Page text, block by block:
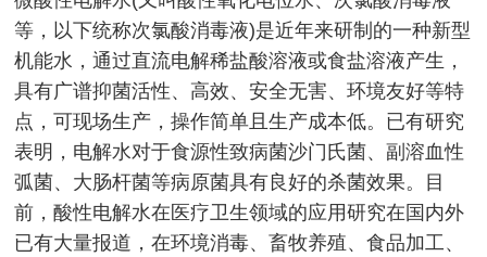
等，以下统称次氯酸消毒液)是近年来研制的一种新型
机能水，通过直流电解稀盐酸溶液或食盐溶液产生，
具有广谱抑菌活性、高效、安全无害、环境友好等特
点，可现场生产，操作简单且生产成本低。已有研究
表明，电解水对于食源性致病菌沙门氏菌、副溶血性
弧菌、大肠杆菌等病原菌具有良好的杀菌效果。目
前，酸性电解水在医疗卫生领域的应用研究在国内外
已有大量报道，在环境消毒、畜牧养殖、食品加工、